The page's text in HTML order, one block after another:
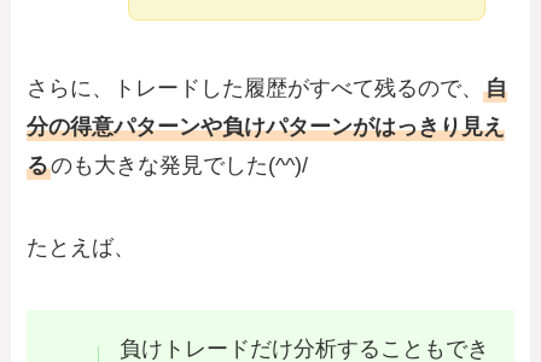
さらに、トレードした履歴がすべて残るので、自
分の得意パターンや負けパターンがはっきり見え
るのも大きな発見でした(^^)/
たとえば、
負けトレードだけ分析することもでき